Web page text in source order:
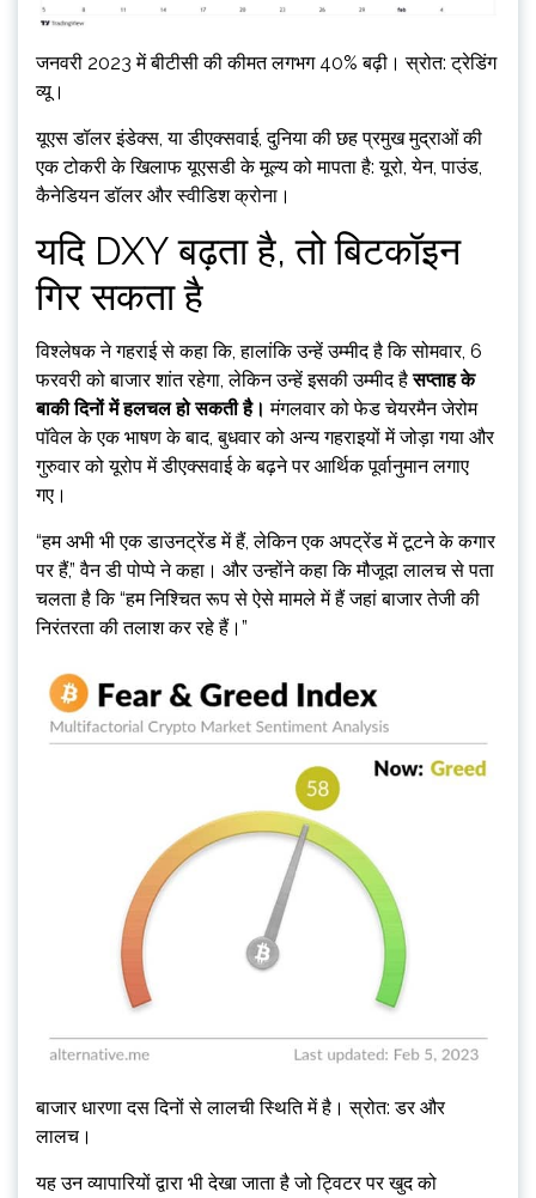
जनवरी 2023 में बीटीसी की कीमत लगभग 40% बढ़ी। स्रोत: ट्रेडिंग
व्यू।
यूएस डॉलर इंडेक्स, या डीएक्सवाई, दुनिया की छह प्रमुख मुद्राओं की
एक टोकरी के खिलाफ यूएसडी के मूल्य को मापता है: यूरो, येन, पाउंड,
कैनेडियन डॉलर और स्वीडिश क्रोना।
यदि DXY बढ़ता है, तो बिटकॉइन
गिर सकता है
विश्लेषक ने गहराई से कहा कि, हालांकि उन्हें उम्मीद है कि सोमवार, 6
फरवरी को बाजार शांत रहेगा, लेकिन उन्हें इसकी उम्मीद हैसप्ताह के
बाकी दिनों में हलचल हो सकती है। मंगलवार को फेड चेयरमैन जेरोम
पॉवेल के एक भाषण के बाद, बुधवार को अन्य गहराइयों में जोड़ा गया और
गुरुवार को यूरोप में डीएक्सवाई के बढ़ने पर आर्थिक पूर्वानुमान लगाए
गए।
“हम अभी भी एक डाउनट्रेंड में हैं, लेकिन एक अपट्रेंड में टूटने के कगार
पर हैं,” वैन डी पोप्पे ने कहा। और उन्होंने कहा कि मौजूदा लालच से पता
चलता है कि “हम निश्चित रूप से ऐसे मामले में हैं जहां बाजार तेजी की
निरंतरता की तलाश कर रहे हैं।”
बाजार धारणा दस दिनों से लालची स्थिति में है। स्रोत: डर और
लालच।
यह उन व्यापारियों द्वारा भी देखा जाता है जो ट्विटर पर खुद को